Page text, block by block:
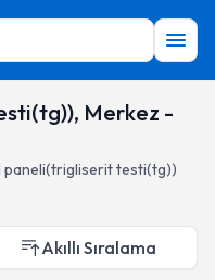
Merkez -
paneli(trigliserit testi(tg))
Akıllı Sıralama